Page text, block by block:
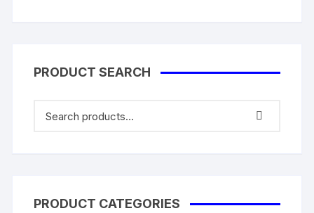
PRODUCT SEARCH
PRODUCT CATEGORIES